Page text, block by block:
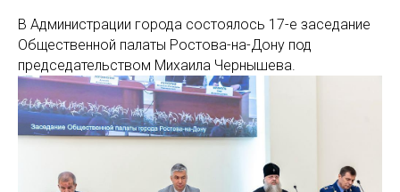
В Администрации города состоялось 17-е заседание
Общественной палаты Ростова-на-Дону под
председательством Михаила Чернышева.